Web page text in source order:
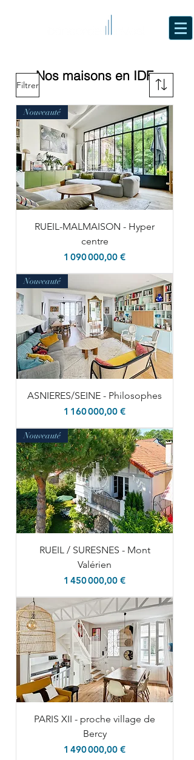
Nos maisons en IDF
Filtrer
Nouveauté
RUEIL-MALMAISON - Hyper
centre
Prix
1 090 000,00 €
Nouveauté
ASNIERES/SEINE - Philosophes
Prix
1 160 000,00 €
Nouveauté
RUEIL / SURESNES - Mont
Valérien
Prix
1 450 000,00 €
PARIS XII - proche village de
Bercy
Prix
1 490 000,00 €